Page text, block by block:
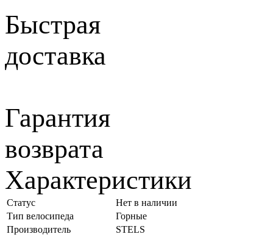
Быстрая
доставка
Гарантия
возврата
Характеристики
Статус
Нет в наличии
Тип велосипеда
Горные
Производитель
STELS